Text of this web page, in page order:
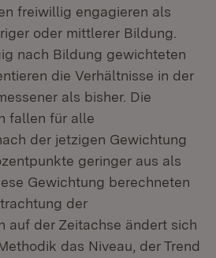
freiwillig engagieren als
oder mittlerer Bildung.
nach Bildung gewichteten
die Verhältnisse in der
als bisher. Die
fallen für alle
der jetzigen Gewichtung
geringer aus als
Gewichtung berechneten
der
auf der Zeitachse ändert sich
das Niveau, der Trend